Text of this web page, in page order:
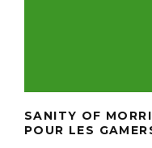
SANITY OF
POUR LES